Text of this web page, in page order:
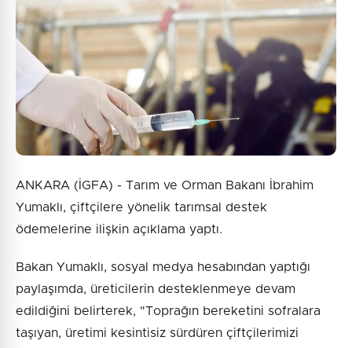
2 + 8 = ?
Gönder
ANKARA (İGFA) - Tarım ve Orman Bakanı İbrahim
Yumaklı, çiftçilere yönelik tarımsal destek
ödemelerine ilişkin açıklama yaptı.
Bakan Yumaklı, sosyal medya hesabından yaptığı
paylaşımda, üreticilerin desteklenmeye devam
edildiğini belirterek, "Toprağın bereketini sofralara
taşıyan, üretimi kesintisiz sürdüren çiftçilerimizi